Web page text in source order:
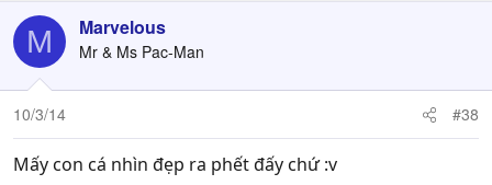
M Marvelous
Mr & Ms Pac-Man
10/3/14 #38
Mấy con cá nhìn đẹp ra phết đấy chứ :v